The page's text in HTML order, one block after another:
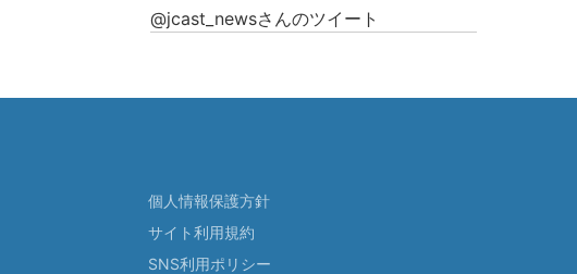
@jcast_newsさんのツイート
個人情報保護方針
サイト利用規約
SNS利用ポリシー